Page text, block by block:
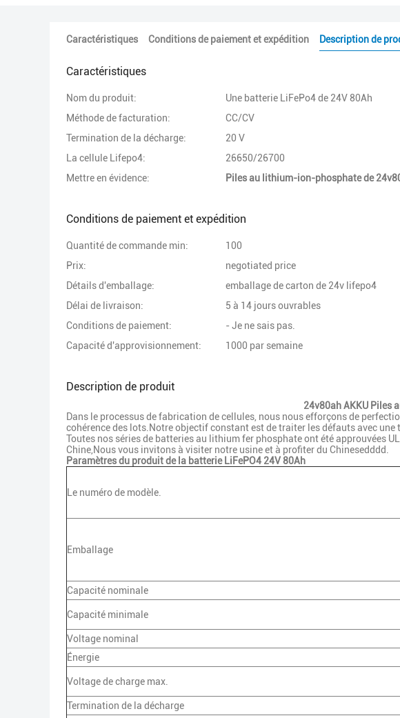
Caractéristiques Conditions de paiement et expédition Description de
Caractéristiques
Nom du produit:
Une batterie LiFePo4 de 24V 80Ah
Méthode de facturation:
CC/CV
Termination de la décharge:
20 V
La cellule Lifepo4:
26650/26700
Mettre en évidence:
Piles au lithium-ion-phosphate de
Conditions de paiement et expédition
Quantité de commande min:
100
Prix:
negotiated price
Détails d'emballage:
emballage de carton de 24v lifepo4
Délai de livraison:
5 à 14 jours ouvrables
Conditions de paiement:
- Je ne sais pas.
Capacité d'approvisionnement:
1000 par semaine
Description de produit
24v80ah AKKU Piles
Dans le processus de fabrication de cellules, nous nous efforçons de
cohérence des lots.Notre objectif constant est de traiter les défauts avec une
Toutes nos séries de batteries au lithium fer phosphate ont été approuvées
Chine,Nous vous invitons à visiter notre usine et à profiter du Chinesedddd.
Paramètres du produit de la batterie LiFePO4 24V 80Ah
Le numéro de modèle.
Emballage
Capacité nominale
Capacité minimale
Voltage nominal
Énergie
Voltage de charge max.
Termination de la décharge